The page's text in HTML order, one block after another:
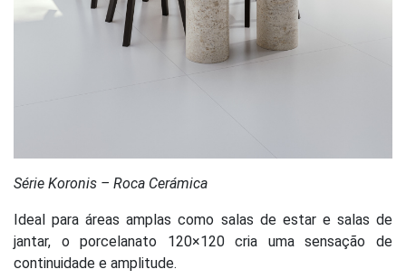
Série Koronis – Roca Cerámica
Ideal para áreas amplas como salas de estar e salas de
jantar, o porcelanato 120×120 cria uma sensação de
continuidade e amplitude.